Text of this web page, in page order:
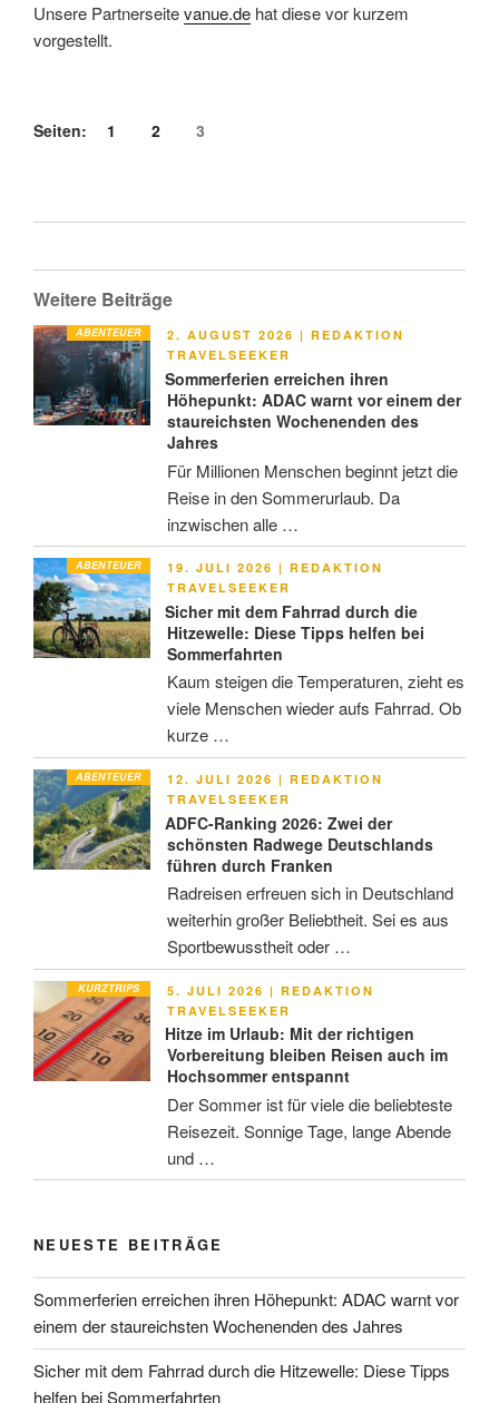
Unsere Partnerseitevanue.de hat diese vor kurzem
vorgestellt.
Seiten: 1 2 3
Weitere Beiträge
ABENTEUER
VERÖFFENTLICHT
AM
2. AUGUST 2026 | REDAKTION
TRAVELSEEKER
Sommerferien erreichen ihren
Höhepunkt: ADAC warnt vor einem der
staureichsten Wochenenden des
Jahres
Für Millionen Menschen beginnt jetzt die
Reise in den Sommerurlaub. Da
inzwischen alle …
ABENTEUER
VERÖFFENTLICHT
AM
19. JULI 2026 | REDAKTION
TRAVELSEEKER
Sicher mit dem Fahrrad durch die
Hitzewelle: Diese Tipps helfen bei
Sommerfahrten
Kaum steigen die Temperaturen, zieht es
viele Menschen wieder aufs Fahrrad. Ob
kurze …
ABENTEUER
VERÖFFENTLICHT
AM
12. JULI 2026 | REDAKTION
TRAVELSEEKER
ADFC-Ranking 2026: Zwei der
schönsten Radwege Deutschlands
führen durch Franken
Radreisen erfreuen sich in Deutschland
weiterhin großer Beliebtheit. Sei es aus
Sportbewusstheit oder …
KURZTRIPS
VERÖFFENTLICHT
AM
5. JULI 2026 | REDAKTION
TRAVELSEEKER
Hitze im Urlaub: Mit der richtigen
Vorbereitung bleiben Reisen auch im
Hochsommer entspannt
Der Sommer ist für viele die beliebteste
Reisezeit. Sonnige Tage, lange Abende
und …
NEUESTE BEITRÄGE
Sommerferien erreichen ihren Höhepunkt: ADAC warnt vor
einem der staureichsten Wochenenden des Jahres
Sicher mit dem Fahrrad durch die Hitzewelle: Diese Tipps
helfen bei Sommerfahrten